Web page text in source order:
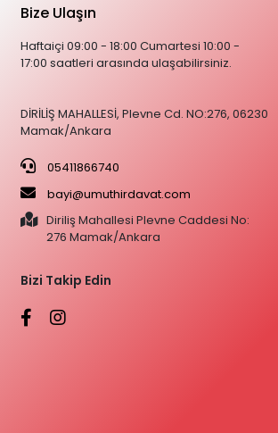
Bize Ulaşın
Haftaiçi 09:00 - 18:00 Cumartesi 10:00 -
17:00 saatleri arasında ulaşabilirsiniz.
DİRİLİŞ MAHALLESİ, Plevne Cd. NO:276, 06230
Mamak/Ankara
05411866740
bayi@umuthirdavat.com
Diriliş Mahallesi Plevne Caddesi No:
276 Mamak/Ankara
Bizi Takip Edin